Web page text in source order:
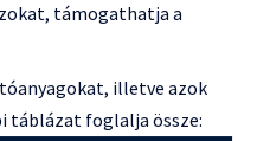
támogathatja a
illetve azok
táblázat foglalja össze: